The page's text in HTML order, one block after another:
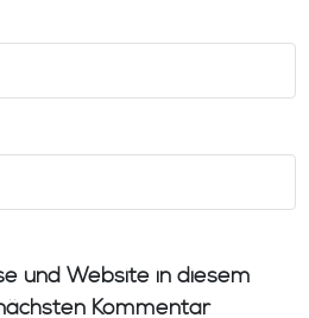
und Website in diesem
Kommentar